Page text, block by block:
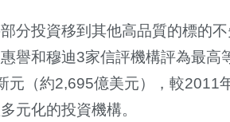
分投資移到其他高品質的標的
譽和穆迪3家信評機構評為最高
（約2,695億美元），較2011
元化的投資機構。